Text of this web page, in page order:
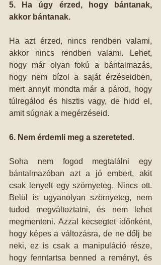
5. Ha úgy érzed, hogy bántanak,
akkor bántanak.
Ha azt érzed, nincs rendben valami,
akkor nincs rendben valami. Lehet,
hogy már olyan fokú a bántalmazás,
hogy nem bízol a saját érzéseidben,
mert annyit mondta már a párod, hogy
túlregálod és hisztis vagy, de hidd el,
amit súgnak a megérzéseid.
6. Nem érdemli meg a szereteted.
Soha nem fogod megtalálni egy
bántalmazóban azt a jó embert, akit
csak lenyelt egy szörnyeteg. Nincs ott.
Belül is ugyanolyan szörnyeteg, nem
tudod megváltoztatni, és nem lehet
megmenteni. Azzal kecsegtet időnként,
hogy képes a változásra, de ne dőlj be
neki, ez is csak a manipuláció része,
hogy fenntartsa benned a reményt, és